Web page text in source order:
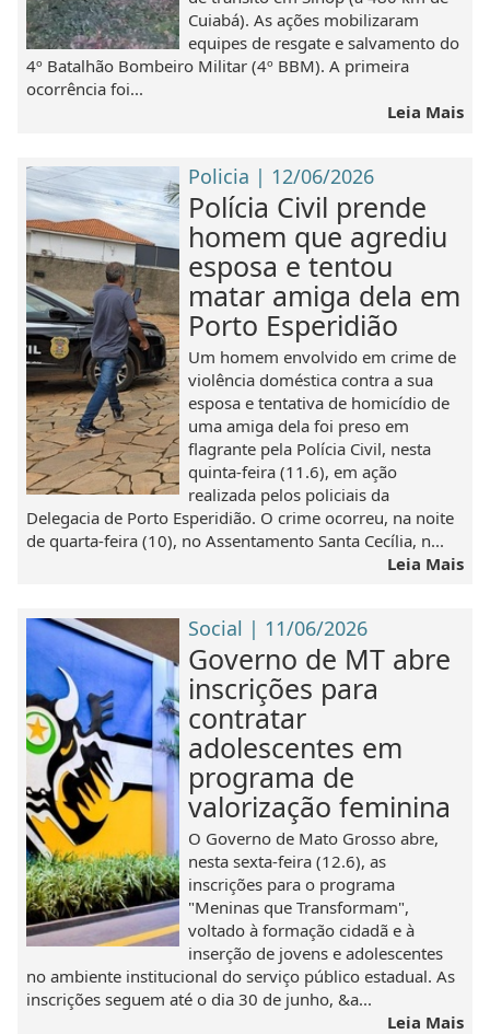
Cuiabá). As ações mobilizaram
equipes de resgate e salvamento do
4º Batalhão Bombeiro Militar (4º BBM). A primeira
ocorrência foi...
Leia Mais
Policia | 12/06/2026
Polícia Civil prende
homem que agrediu
esposa e tentou
matar amiga dela em
Porto Esperidião
Um homem envolvido em crime de
violência doméstica contra a sua
esposa e tentativa de homicídio de
uma amiga dela foi preso em
flagrante pela Polícia Civil, nesta
quinta-feira (11.6), em ação
realizada pelos policiais da
Delegacia de Porto Esperidião. O crime ocorreu, na noite
de quarta-feira (10), no Assentamento Santa Cecília, n...
Leia Mais
Social | 11/06/2026
Governo de MT abre
inscrições para
contratar
adolescentes em
programa de
valorização feminina
O Governo de Mato Grosso abre,
nesta sexta-feira (12.6), as
inscrições para o programa
"Meninas que Transformam",
voltado à formação cidadã e à
inserção de jovens e adolescentes
no ambiente institucional do serviço público estadual. As
inscrições seguem até o dia 30 de junho, &a...
Leia Mais